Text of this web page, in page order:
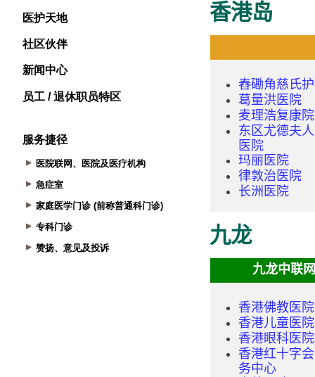
医护天地
社区伙伴
新闻中心
员工 / 退休职员特区
服务捷径
医院联网、医院及医疗机构
急症室
家庭医学门诊 (前称普通科门诊)
专科门诊
赞扬、意见及投诉